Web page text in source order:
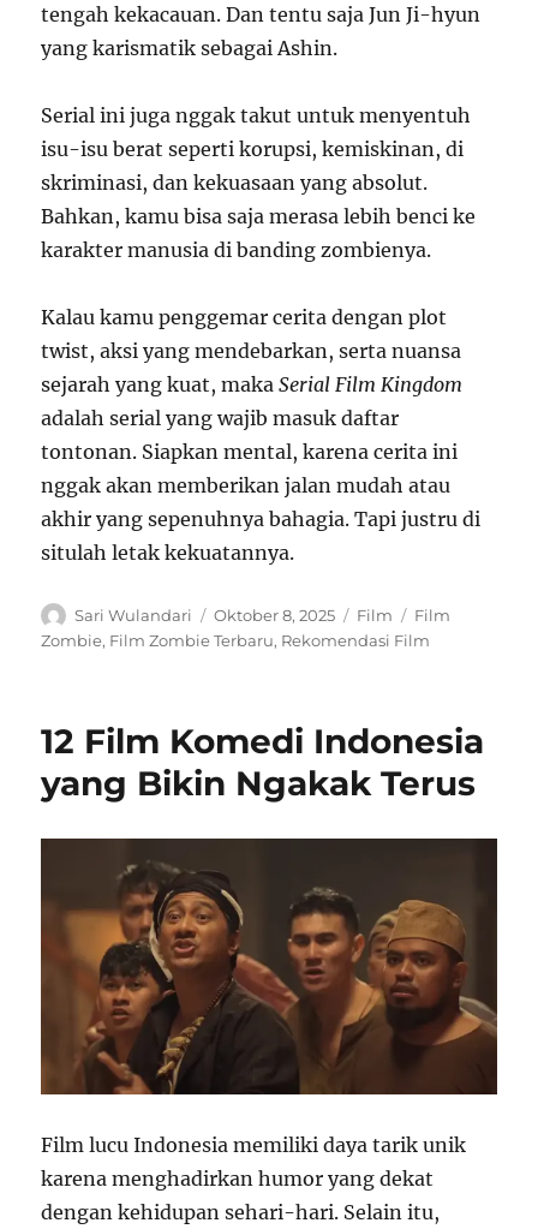
tengah kekacauan. Dan tentu saja Jun Ji-hyun
yang karismatik sebagai Ashin.
Serial ini juga nggak takut untuk menyentuh
isu-isu berat seperti korupsi, kemiskinan, di
skriminasi, dan kekuasaan yang absolut.
Bahkan, kamu bisa saja merasa lebih benci ke
karakter manusia di banding zombienya.
Kalau kamu penggemar cerita dengan plot
twist, aksi yang mendebarkan, serta nuansa
sejarah yang kuat, makaSerial Film Kingdom
adalah serial yang wajib masuk daftar
tontonan. Siapkan mental, karena cerita ini
nggak akan memberikan jalan mudah atau
akhir yang sepenuhnya bahagia. Tapi justru di
situlah letak kekuatannya.
Author
Sari Wulandari
Posted
on
Oktober 8, 2025 Categories
Film Tags
Film
Zombie, Film Zombie Terbaru, Rekomendasi Film
12 Film Komedi Indonesia
yang Bikin Ngakak Terus
Film lucu Indonesia memiliki daya tarik unik
karena menghadirkan humor yang dekat
dengan kehidupan sehari-hari. Selain itu,